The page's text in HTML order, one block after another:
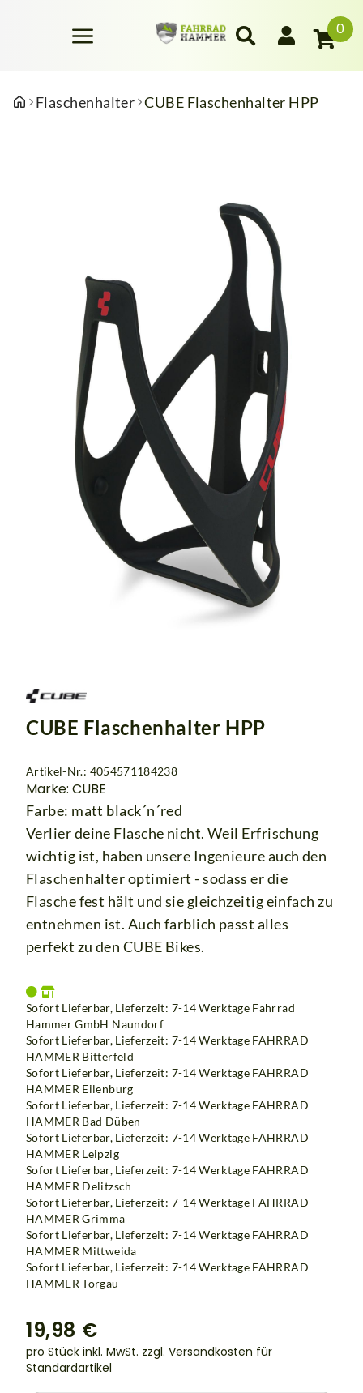
0
Flaschenhalter CUBE Flaschenhalter HPP
CUBE Flaschenhalter HPP
Artikel-Nr.: 4054571184238
Marke: CUBE
Farbe: matt black´n´red
Verlier deine Flasche nicht. Weil Erfrischung
wichtig ist, haben unsere Ingenieure auch den
Flaschenhalter optimiert - sodass er die
Flasche fest hält und sie gleichzeitig einfach zu
entnehmen ist. Auch farblich passt alles
perfekt zu den CUBE Bikes.
Sofort Lieferbar, Lieferzeit: 7-14 Werktage Fahrrad
Hammer GmbH Naundorf
Sofort Lieferbar, Lieferzeit: 7-14 Werktage FAHRRAD
HAMMER Bitterfeld
Sofort Lieferbar, Lieferzeit: 7-14 Werktage FAHRRAD
HAMMER Eilenburg
Sofort Lieferbar, Lieferzeit: 7-14 Werktage FAHRRAD
HAMMER Bad Düben
Sofort Lieferbar, Lieferzeit: 7-14 Werktage FAHRRAD
HAMMER Leipzig
Sofort Lieferbar, Lieferzeit: 7-14 Werktage FAHRRAD
HAMMER Delitzsch
Sofort Lieferbar, Lieferzeit: 7-14 Werktage FAHRRAD
HAMMER Grimma
Sofort Lieferbar, Lieferzeit: 7-14 Werktage FAHRRAD
HAMMER Mittweida
Sofort Lieferbar, Lieferzeit: 7-14 Werktage FAHRRAD
HAMMER Torgau
19,98 €
pro Stück inkl. MwSt. zzgl. Versandkosten für
Standardartikel